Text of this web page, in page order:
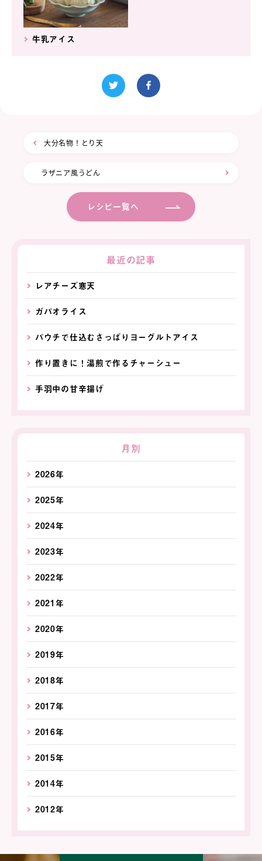
牛乳アイス
大分名物！とり天
ラザニア風うどん
レシピ一覧へ
最近の記事
レアチーズ寒天
ガパオライス
パウチで仕込むさっぱりヨーグルトアイス
作り置きに！湯煎で作るチャーシュー
手羽中の甘辛揚げ
月別
2026年
2025年
2024年
2023年
2022年
2021年
2020年
2019年
2018年
2017年
2016年
2015年
2014年
2012年